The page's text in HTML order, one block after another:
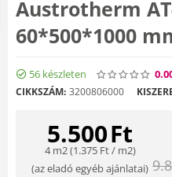
Austrotherm
60*500*1000
56 készleten
CIKKSZÁM: 3200806000
5.500Ft
4 m2 (1.375Ft/ m2)
(az eladó egyéb ajánlatai)